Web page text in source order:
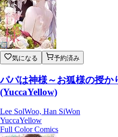
気になる 予約済み
パパは神様～お狐様の授か
(YuccaYellow)
Lee SolWoo, Han SiWon
YuccaYellow
Full Color Comics